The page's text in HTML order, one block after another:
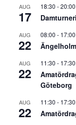
AUG
17
18:30 -20:00
AUG
22
08:00 - 17:00
AUG
22
11:30 - 17:30
Göteborg
AUG
22
11:30 - 17:30